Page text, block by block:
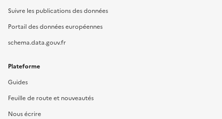
Suivre les publications des données
Portail des données européennes
schema.data.gouv.fr
Plateforme
Guides
Feuille de route et nouveautés
Nous écrire